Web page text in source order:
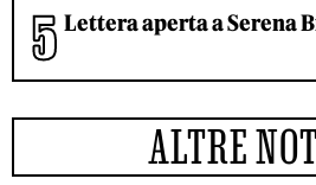
Lettera aperta a Serena
ALTRE